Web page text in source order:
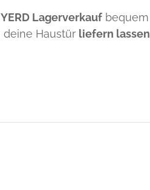
Lagerverkauf bequem
deine Haustür liefern lassen